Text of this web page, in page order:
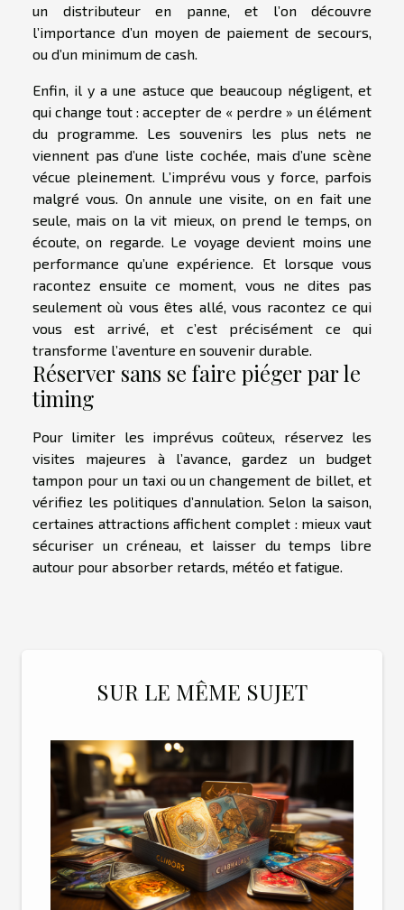
un distributeur en panne, et l’on découvre
l’importance d’un moyen de paiement de secours,
ou d’un minimum de cash.
Enfin, il y a une astuce que beaucoup négligent, et
qui change tout : accepter de « perdre » un élément
du programme. Les souvenirs les plus nets ne
viennent pas d’une liste cochée, mais d’une scène
vécue pleinement. L’imprévu vous y force, parfois
malgré vous. On annule une visite, on en fait une
seule, mais on la vit mieux, on prend le temps, on
écoute, on regarde. Le voyage devient moins une
performance qu’une expérience. Et lorsque vous
racontez ensuite ce moment, vous ne dites pas
seulement où vous êtes allé, vous racontez ce qui
vous est arrivé, et c’est précisément ce qui
transforme l’aventure en souvenir durable.
Réserver sans se faire piéger par le
timing
Pour limiter les imprévus coûteux, réservez les
visites majeures à l’avance, gardez un budget
tampon pour un taxi ou un changement de billet, et
vérifiez les politiques d’annulation. Selon la saison,
certaines attractions affichent complet : mieux vaut
sécuriser un créneau, et laisser du temps libre
autour pour absorber retards, météo et fatigue.
SUR LE MÊME SUJET